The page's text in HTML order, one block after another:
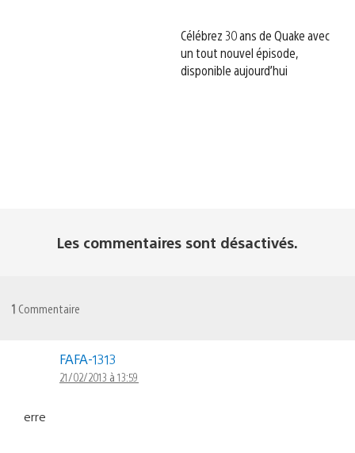
Célébrez 30 ans de Quake avec
un tout nouvel épisode,
disponible aujourd’hui
Les commentaires sont désactivés.
1 Commentaire
FAFA-1313
21/02/2013 à 13:59
erre